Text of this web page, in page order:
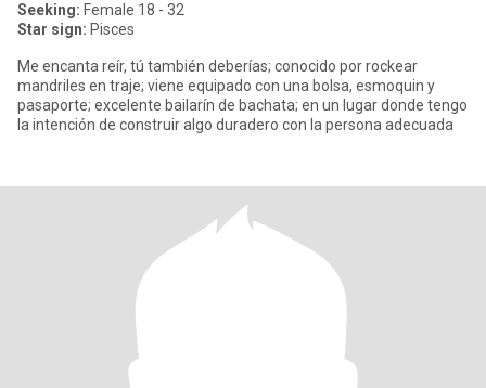
Seeking: Female 18 - 32
Star sign: Pisces
Me encanta reír, tú también deberías; conocido por rockear
mandriles en traje; viene equipado con una bolsa, esmoquin y
pasaporte; excelente bailarín de bachata; en un lugar donde tengo
la intención de construir algo duradero con la persona adecuada